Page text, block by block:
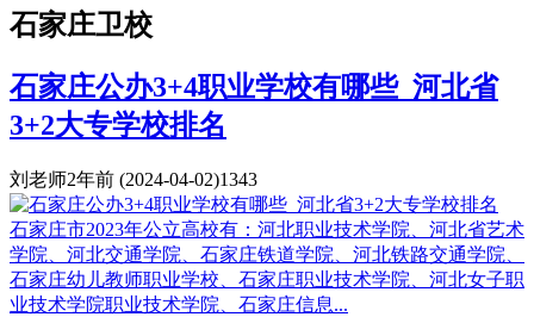
石家庄卫校
石家庄公办3+4职业学校有哪些_河北省
3+2大专学校排名
刘老师2年前 (2024-04-02)1343
石家庄市2023年公立高校有：河北职业技术学院、河北省艺术
学院、河北交通学院、石家庄铁道学院、河北铁路交通学院、
石家庄幼儿教师职业学校、石家庄职业技术学院、河北女子职
业技术学院职业技术学院、石家庄信息...